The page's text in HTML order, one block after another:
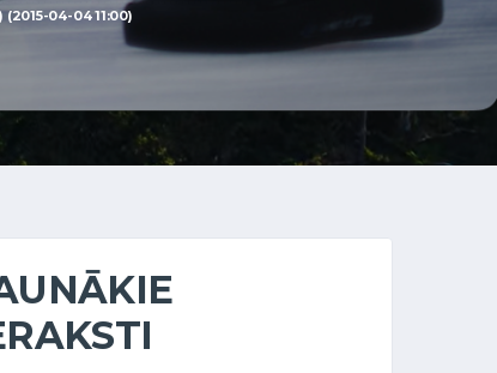
(2015-04-04 11:00)